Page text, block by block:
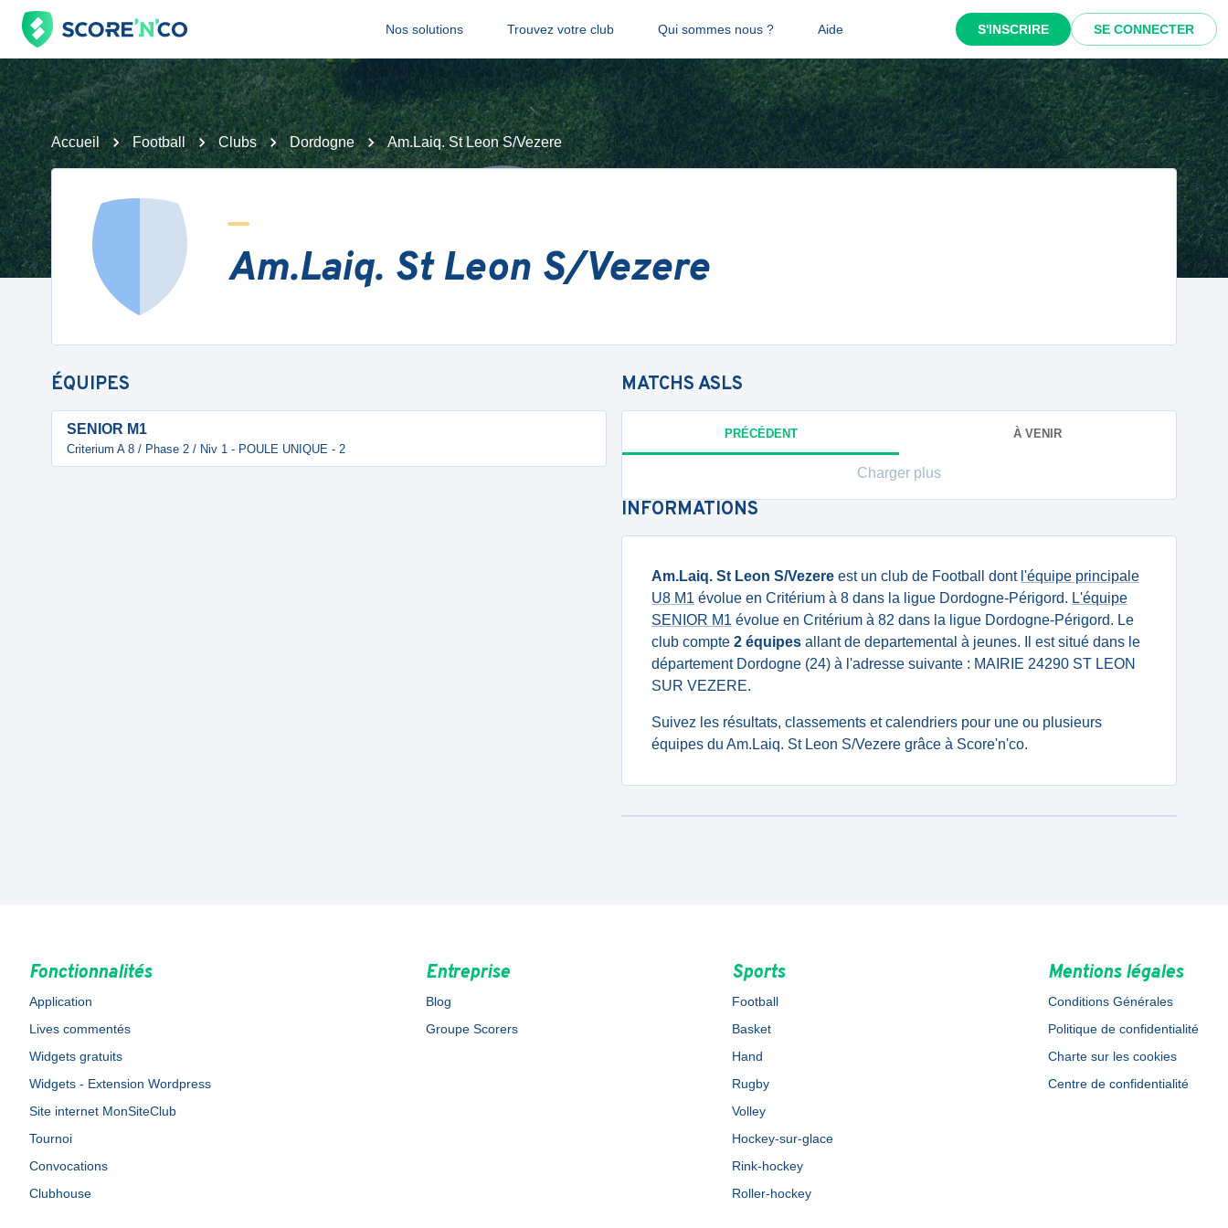
Nos solutions Trouvez votre club Qui sommes nous ? Aide S'INSCRIRE SE CONNECTER
Accueil Football Clubs Dordogne Am.Laiq. St Leon S/Vezere
Am.Laiq. St Leon S/Vezere
ÉQUIPES
SENIOR M1
Criterium A 8 / Phase 2 / Niv 1 - POULE UNIQUE - 2
MATCHSASLS
PRÉCÉDENT À VENIR
Charger plus
INFORMATIONS
Am.Laiq. St Leon S/Vezere est un club de Football dont l'équipe principale
U8 M1 évolue en Critérium à 8 dans la ligue Dordogne-Périgord. L'équipe
SENIOR M1 évolue en Critérium à 82 dans la ligue Dordogne-Périgord. Le
club compte 2 équipes allant de departemental à jeunes. Il est situé dans le
département Dordogne (24) à l'adresse suivante : MAIRIE 24290 ST LEON
SUR VEZERE.
Suivez les résultats, classements et calendriers pour une ou plusieurs
équipes du Am.Laiq. St Leon S/Vezere grâce à Score'n'co.
Fonctionnalités
Application
Lives commentés
Widgets gratuits
Widgets - Extension Wordpress
Site internet MonSiteClub
Tournoi
Convocations
Clubhouse
Entreprise
Blog
Groupe Scorers
Sports
Football
Basket
Hand
Rugby
Volley
Hockey-sur-glace
Rink-hockey
Roller-hockey
Mentions légales
Conditions Générales
Politique de confidentialité
Charte sur les cookies
Centre de confidentialité